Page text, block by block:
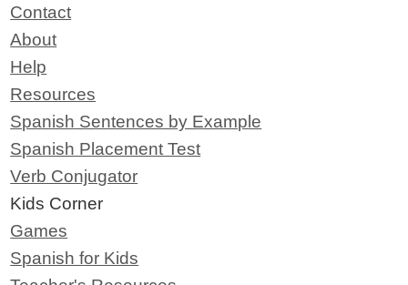
Contact
About
Help
Resources
Spanish Sentences by Example
Spanish Placement Test
Verb Conjugator
Kids Corner
Games
Spanish for Kids